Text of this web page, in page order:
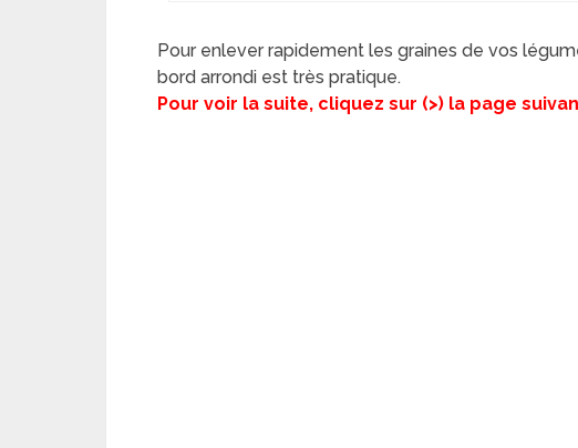
Pour enlever rapidement les graines de vos
bord arrondi est très pratique.
Pour voir la suite, cliquez sur (>) la page